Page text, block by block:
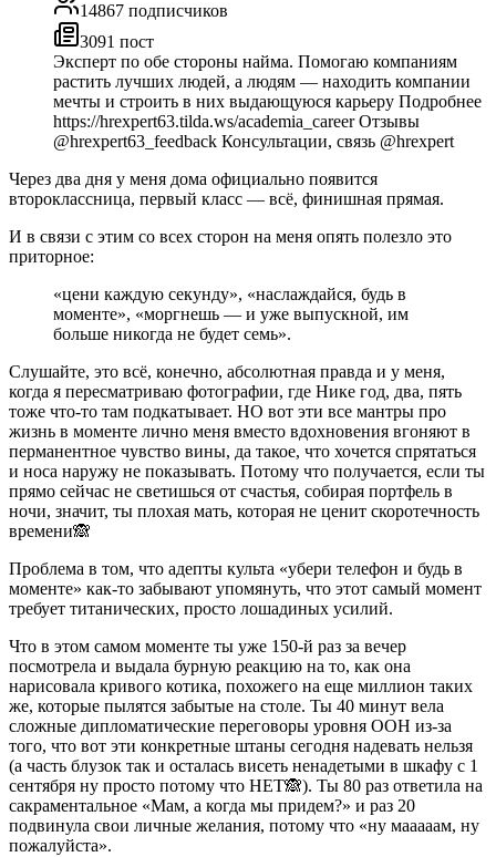
14867 подписчиков
3091 пост
Эксперт по обе стороны найма. Помогаю компаниям
растить лучших людей, а людям — находить компании
мечты и строить в них выдающуюся карьеру Подробнее
https://hrexpert63.tilda.ws/academia_career Отзывы
@hrexpert63_feedback Консультации, связь @hrexpert
Через два дня у меня дома официально появится
второклассница, первый класс — всё, финишная прямая.
И в связи с этим со всех сторон на меня опять полезло это
приторное:
«цени каждую секунду», «наслаждайся, будь в
моменте», «моргнешь — и уже выпускной, им
больше никогда не будет семь».
Слушайте, это всё, конечно, абсолютная правда и у меня,
когда я пересматриваю фотографии, где Нике год, два, пять
тоже что-то там подкатывает. НО вот эти все мантры про
жизнь в моменте лично меня вместо вдохновения вгоняют в
перманентное чувство вины, да такое, что хочется спрятаться
и носа наружу не показывать. Потому что получается, если ты
прямо сейчас не светишься от счастья, собирая портфель в
ночи, значит, ты плохая мать, которая не ценит скоротечность
времени🙈
Проблема в том, что адепты культа «убери телефон и будь в
моменте» как-то забывают упомянуть, что этот самый момент
требует титанических, просто лошадиных усилий.
Что в этом самом моменте ты уже 150-й раз за вечер
посмотрела и выдала бурную реакцию на то, как она
нарисовала кривого котика, похожего на еще миллион таких
же, которые пылятся забытые на столе. Ты 40 минут вела
сложные дипломатические переговоры уровня ООН из-за
того, что вот эти конкретные штаны сегодня надевать нельзя
(а часть блузок так и осталась висеть ненадетыми в шкафу с 1
сентября ну просто потому что НЕТ🙈). Ты 80 раз ответила на
сакраментальное «Мам, а когда мы придем?» и раз 20
подвинула свои личные желания, потому что «ну мааааам, ну
пожалуйста».